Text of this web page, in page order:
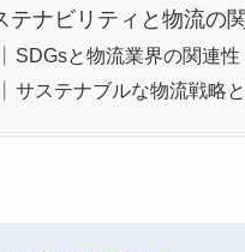
テナビリティと物流の
SDGsと物流業界の関連性
サステナブルな物流戦略